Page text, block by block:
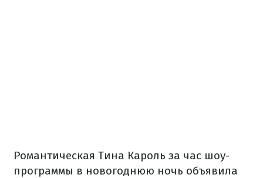
Романтическая Тина Кароль за час шоу-
программы в новогоднюю ночь объявила